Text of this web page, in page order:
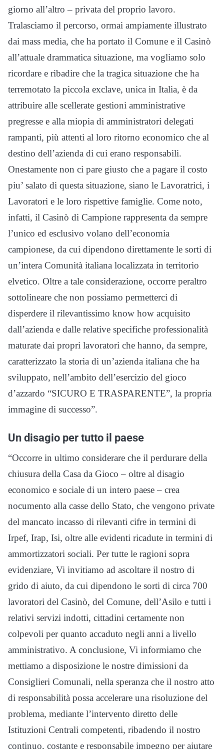
giorno all’altro – privata del proprio lavoro.
Tralasciamo il percorso, ormai ampiamente illustrato
dai mass media, che ha portato il Comune e il Casinò
all’attuale drammatica situazione, ma vogliamo solo
ricordare e ribadire che la tragica situazione che ha
terremotato la piccola exclave, unica in Italia, è da
attribuire alle scellerate gestioni amministrative
pregresse e alla miopia di amministratori delegati
rampanti, più attenti al loro ritorno economico che al
destino dell’azienda di cui erano responsabili.
Onestamente non ci pare giusto che a pagare il costo
piu’ salato di questa situazione, siano le Lavoratrici, i
Lavoratori e le loro rispettive famiglie. Come noto,
infatti, il Casinò di Campione rappresenta da sempre
l’unico ed esclusivo volano dell’economia
campionese, da cui dipendono direttamente le sorti di
un’intera Comunità italiana localizzata in territorio
elvetico. Oltre a tale considerazione, occorre peraltro
sottolineare che non possiamo permetterci di
disperdere il rilevantissimo know how acquisito
dall’azienda e dalle relative specifiche professionalità
maturate dai propri lavoratori che hanno, da sempre,
caratterizzato la storia di un’azienda italiana che ha
sviluppato, nell’ambito dell’esercizio del gioco
d’azzardo “SICURO E TRASPARENTE”, la propria
immagine di successo”.
Un disagio per tutto il paese
“Occorre in ultimo considerare che il perdurare della
chiusura della Casa da Gioco – oltre al disagio
economico e sociale di un intero paese – crea
nocumento alla casse dello Stato, che vengono private
del mancato incasso di rilevanti cifre in termini di
Irpef, Irap, Isi, oltre alle evidenti ricadute in termini di
ammortizzatori sociali. Per tutte le ragioni sopra
evidenziare, Vi invitiamo ad ascoltare il nostro di
grido di aiuto, da cui dipendono le sorti di circa 700
lavoratori del Casinò, del Comune, dell’Asilo e tutti i
relativi servizi indotti, cittadini certamente non
colpevoli per quanto accaduto negli anni a livello
amministrativo. A conclusione, Vi informiamo che
mettiamo a disposizione le nostre dimissioni da
Consiglieri Comunali, nella speranza che il nostro atto
di responsabilità possa accelerare una risoluzione del
problema, mediante l’intervento diretto delle
Istituzioni Centrali competenti, ribadendo il nostro
continuo, costante e responsabile impegno per aiutare